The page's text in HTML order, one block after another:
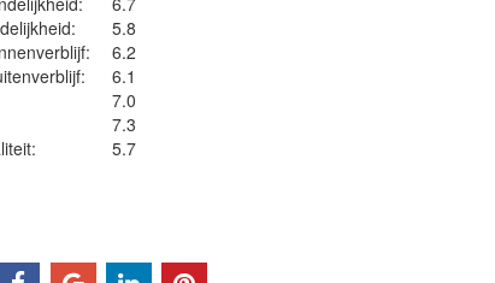
5.8
6.2
6.1
7.0
7.3
5.7